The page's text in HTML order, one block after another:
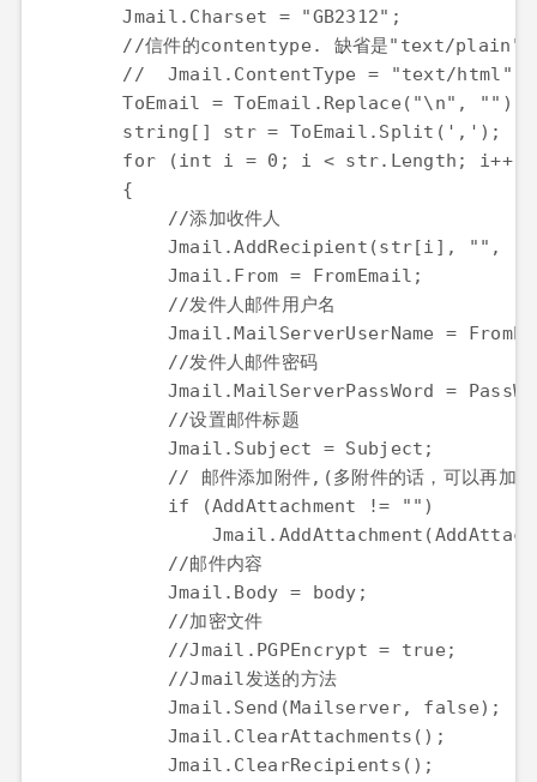
        Jmail.Charset = "GB2312";
//信件的contentype. 缺省是"text/plain"
        //  Jmail.ContentType = "text/html";
ToEmail = ToEmail.Replace("\n",
        string[] str = ToEmail.Split(',');
        for (int i = 0; i < str.Length; i++)
        {
            //添加收件人
Jmail.AddRecipient(str[i], "",
            Jmail.From = FromEmail;
            //发件人邮件用户名
Jmail.MailServerUserName =
            //发件人邮件密码
Jmail.MailServerPassWord =
            //设置邮件标题
            Jmail.Subject = Subject;
// 邮件添加附件,(多附件的话，可以再
            if (AddAttachment != "")
            //邮件内容
            Jmail.Body = body;
            //加密文件
            //Jmail.PGPEncrypt = true;
            //Jmail发送的方法
            Jmail.Send(Mailserver, false);
            Jmail.ClearAttachments();
            Jmail.ClearRecipients();